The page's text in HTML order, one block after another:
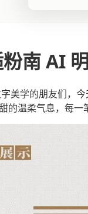
南 AI
美学的朋友们，
的温柔气息，每一